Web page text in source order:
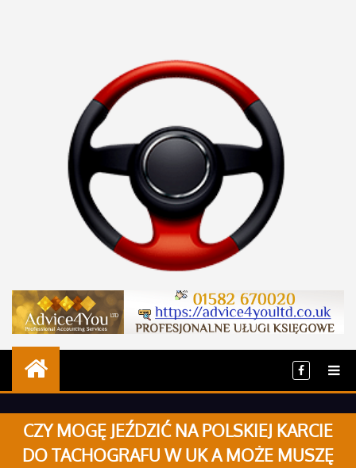
CZY MOGĘ JEŹDZIĆ NA POLSKIEJ KARCIE
DO TACHOGRAFU W UK A MOŻE MUSZĘ